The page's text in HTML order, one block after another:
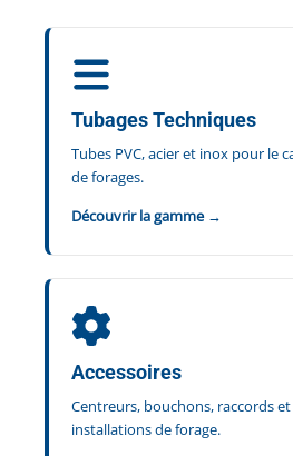
Tubages Techniques
Tubes PVC, acier et inox pour le
de forages.
Découvrir la gamme →
Accessoires
Centreurs, bouchons, raccords
installations de forage.